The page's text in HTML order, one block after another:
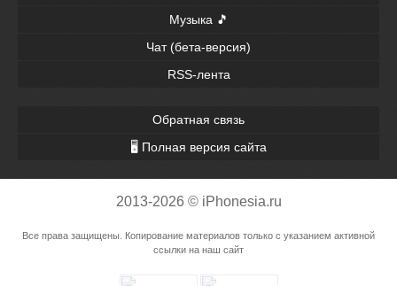
Музыка 🎵
Чат (бета-версия)
RSS-лента
Обратная связь
🖥 Полная версия сайта
2013-2026 © iPhonesia.ru
Все права защищены. Копирование материалов только с указанием активной
ссылки на наш сайт